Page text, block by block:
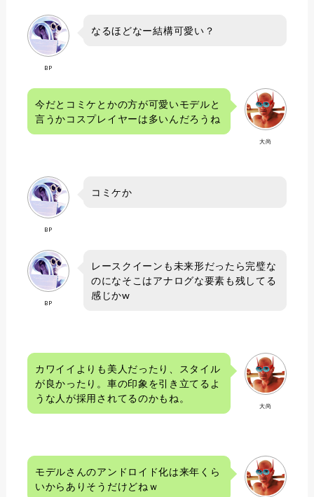
BP
なるほどなー結構可愛い？
大尚
今だとコミケとかの方が可愛いモデルと
言うかコスプレイヤーは多いんだろうね
BP
コミケか
BP
レースクイーンも未来形だったら完璧な
のになそこはアナログな要素も残してる
感じかw
大尚
カワイイよりも美人だったり、スタイル
が良かったり。車の印象を引き立てるよ
うな人が採用されてるのかもね。
モデルさんのアンドロイド化は来年くら
いからありそうだけどねｗ